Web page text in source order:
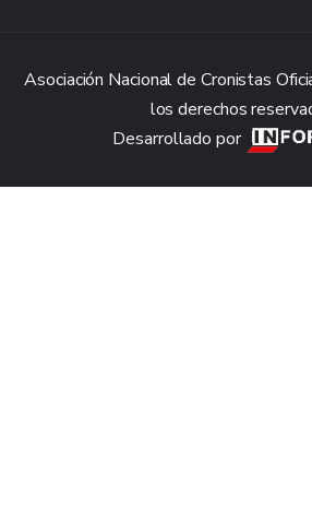
Asociación Nacional de Cronistas
los derechos
Desarrollado por